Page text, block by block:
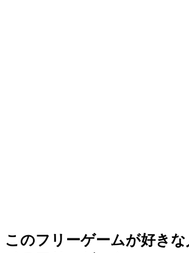
このフリーゲームが好き